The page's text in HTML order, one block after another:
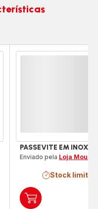
Adicionar
PASSEVITE EM INOX
Enviado pela Loja
Stock